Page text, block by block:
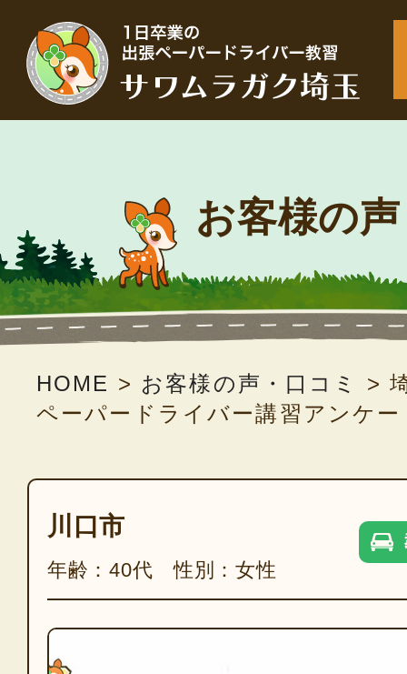
お客様の
HOME > お客様の声・口コミ >
ペーパードライバー講習アンケー
川口市
年齢：40代 性別：女性